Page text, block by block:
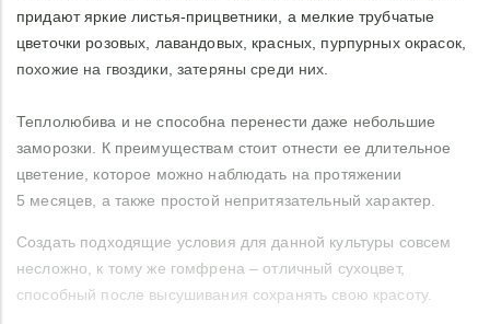
придают яркие листья-прицветники, а мелкие трубчатые
цветочки розовых, лавандовых, красных, пурпурных окрасок,
похожие на гвоздики, затеряны среди них.
Теплолюбива и не способна перенести даже небольшие
заморозки. К преимуществам стоит отнести ее длительное
цветение, которое можно наблюдать на протяжении
5 месяцев, а также простой непритязательный характер.
Создать подходящие условия для данной культуры совсем
несложно, к тому же гомфрена – отличный сухоцвет,
способный после высушивания сохранять свою красоту.